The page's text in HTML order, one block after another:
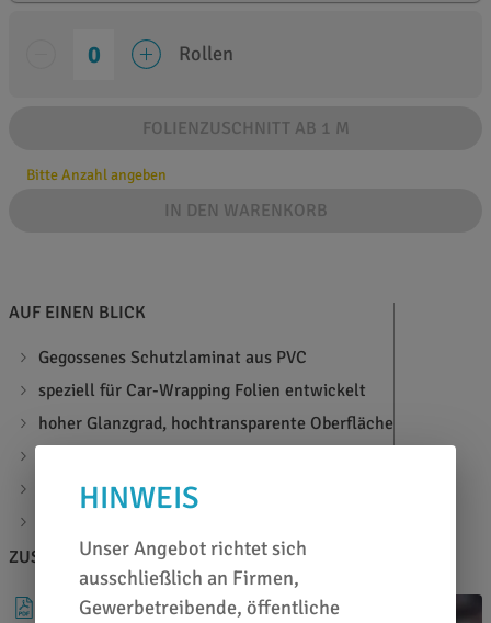
Rollen
FOLIENZUSCHNITT AB 1 M
Bitte Anzahl angeben
IN DEN WARENKORB
AUF EINEN BLICK
Gegossenes Schutzlaminat aus PVC
speziell für Car-Wrapping Folien entwickelt
hoher Glanzgrad, hochtransparente Oberfläche
geeignet für: Avery MPI 1105 EA RS
ZUSATZINFOS
DATENBLATT
BERATEN LASSEN
HINWEIS
Unser Angebot richtet sich
ausschließlich an Firmen,
Gewerbetreibende, öffentliche